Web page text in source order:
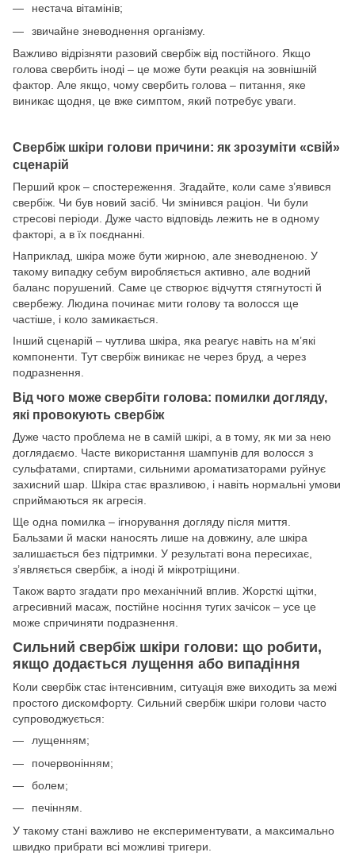
нестача вітамінів;
звичайне зневоднення організму.
Важливо відрізняти разовий свербіж від постійного. Якщо
голова свербить іноді – це може бути реакція на зовнішній
фактор. Але якщо, чому свербить голова – питання, яке
виникає щодня, це вже симптом, який потребує уваги.
Свербіж шкіри голови причини: як зрозуміти «свій»
сценарій
Перший крок – спостереження. Згадайте, коли саме з’явився
свербіж. Чи був новий засіб. Чи змінився раціон. Чи були
стресові періоди. Дуже часто відповідь лежить не в одному
факторі, а в їх поєднанні.
Наприклад, шкіра може бути жирною, але зневодненою. У
такому випадку себум виробляється активно, але водний
баланс порушений. Саме це створює відчуття стягнутості й
свербежу. Людина починає мити голову та волосся ще
частіше, і коло замикається.
Інший сценарій – чутлива шкіра, яка реагує навіть на м’які
компоненти. Тут свербіж виникає не через бруд, а через
подразнення.
Від чого може свербіти голова: помилки догляду,
які провокують свербіж
Дуже часто проблема не в самій шкірі, а в тому, як ми за нею
доглядаємо. Часте використання шампунів для волосся з
сульфатами, спиртами, сильними ароматизаторами руйнує
захисний шар. Шкіра стає вразливою, і навіть нормальні умови
сприймаються як агресія.
Ще одна помилка – ігнорування догляду після миття.
Бальзами й маски наносять лише на довжину, але шкіра
залишається без підтримки. У результаті вона пересихає,
з’являється свербіж, а іноді й мікротріщини.
Також варто згадати про механічний вплив. Жорсткі щітки,
агресивний масаж, постійне носіння тугих зачісок – усе це
може спричиняти подразнення.
Сильний свербіж шкіри голови: що робити,
якщо додається лущення або випадіння
Коли свербіж стає інтенсивним, ситуація вже виходить за межі
простого дискомфорту. Сильний свербіж шкіри голови часто
супроводжується:
лущенням;
почервонінням;
болем;
печінням.
У такому стані важливо не експериментувати, а максимально
швидко прибрати всі можливі тригери.